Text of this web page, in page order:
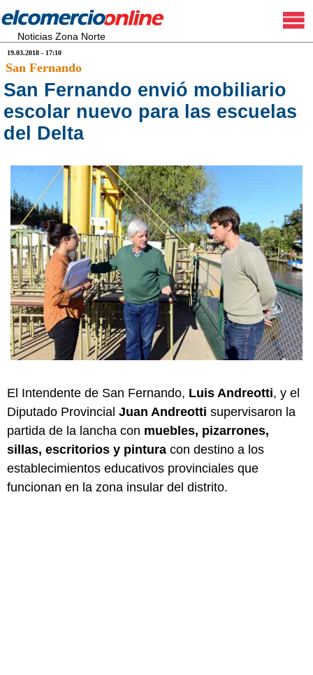
Noticias Zona Norte
19.03.2018 - 17:10
San Fernando
San Fernando envió mobiliario
escolar nuevo para las escuelas
del Delta
El Intendente de San Fernando, Luis Andreotti, y el
Diputado Provincial Juan Andreotti supervisaron la
partida de la lancha con muebles, pizarrones,
sillas, escritorios y pintura con destino a los
establecimientos educativos provinciales que
funcionan en la zona insular del distrito.